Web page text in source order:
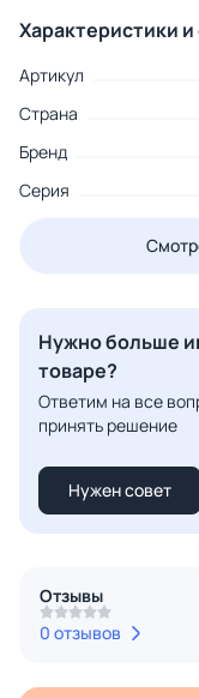
Характеристики
Артикул
Страна
Бренд
Серия
Нужно больше
товаре?
Ответим на все
принять решение
Нужен совет
Отзывы
0 отзывов